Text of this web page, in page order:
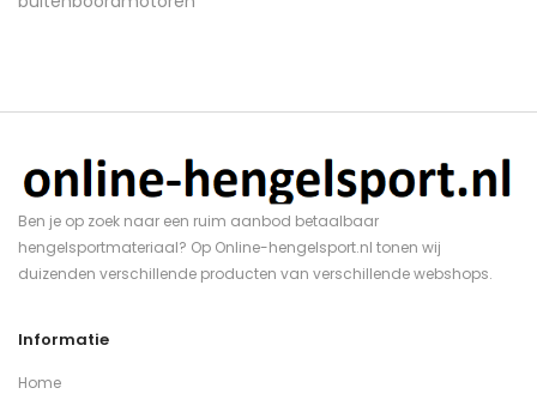
Ben je op zoek naar een ruim aanbod betaalbaar
hengelsportmateriaal? Op Online-hengelsport.nl tonen wij
duizenden verschillende producten van verschillende webshops.
Informatie
Home